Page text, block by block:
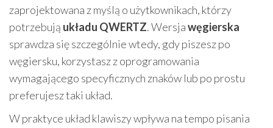
zaprojektowana z myślą o użytkownikach, którzy
potrzebują układu QWERTZ. Wersjawęgierska
sprawdza się szczególnie wtedy, gdy piszesz po
węgiersku, korzystasz z oprogramowania
wymagającego specyficznych znaków lub po prostu
preferujesz taki układ.
W praktyce układ klawiszy wpływa na tempo pisania